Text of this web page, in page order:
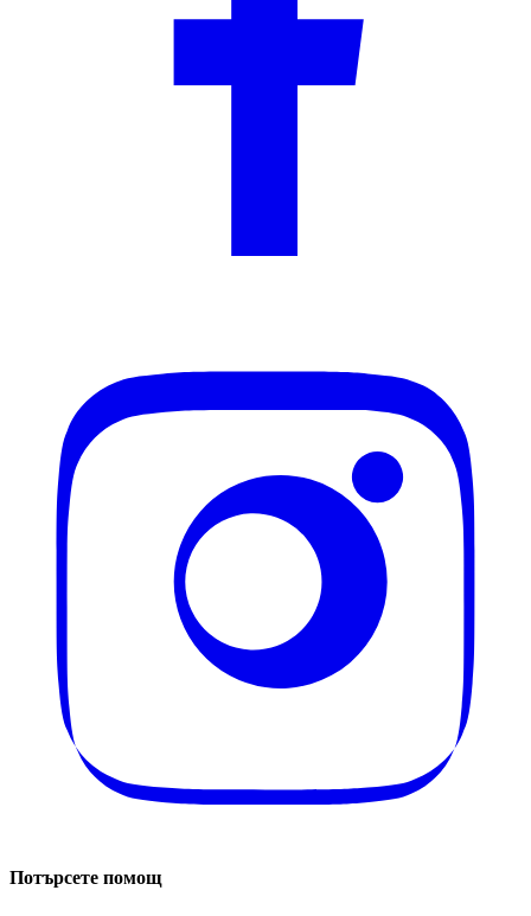
Потърсете помощ